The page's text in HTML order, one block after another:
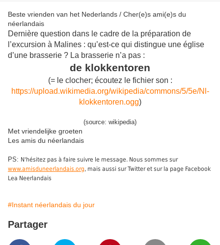
Beste vrienden van het Nederlands / Cher(e)s ami(e)s du
néerlandais
Dernière question dans le cadre de la préparation de
l’excursion à Malines : qu’est-ce qui distingue une église
d’une brasserie ? La brasserie n’a pas :
de klokkentoren
(= le clocher; écoutez le fichier son :
https://upload.wikimedia.org/wikipedia/commons/5/5e/Nl-
klokkentoren.ogg)
(source: wikipedia)
Met vriendelijke groeten
Les amis du néerlandais
PS: N'hésitez pas à faire suivre le message. Nous sommes sur
www.amisduneerlandais.org, mais aussi sur Twitter et sur la page Facebook
Lea Neerlandais
#Instant néerlandais du jour
Partager